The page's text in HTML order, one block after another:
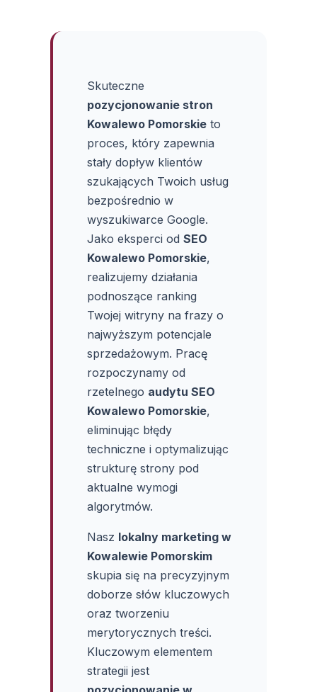
Skuteczne
pozycjonowanie stron
Kowalewo Pomorskie to
proces, który zapewnia
stały dopływ klientów
szukających Twoich usług
bezpośrednio w
wyszukiwarce Google.
Jako eksperci odSEO
Kowalewo Pomorskie,
realizujemy działania
podnoszące ranking
Twojej witryny na frazy o
najwyższym potencjale
sprzedażowym. Pracę
rozpoczynamy od
rzetelnego audytu SEO
Kowalewo Pomorskie,
eliminując błędy
techniczne i optymalizując
strukturę strony pod
aktualne wymogi
algorytmów.
Nasz lokalny marketing w
Kowalewie Pomorskim
skupia się na precyzyjnym
doborze słów kluczowych
oraz tworzeniu
merytorycznych treści.
Kluczowym elementem
strategii jest